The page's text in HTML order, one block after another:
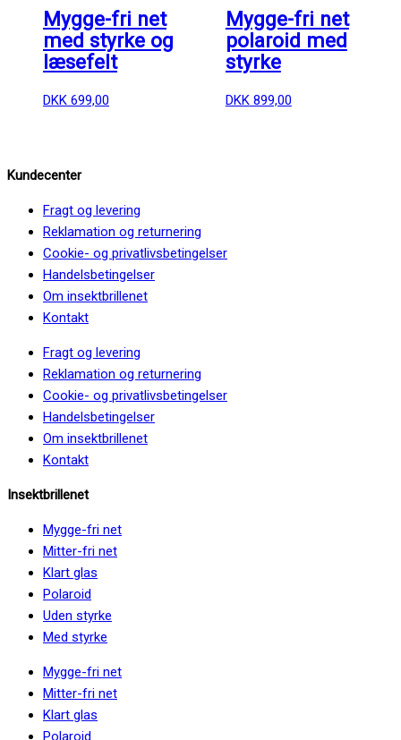
Mygge-fri net
med styrke og
læsefelt
DKK 699,00
Mygge-fri net
polaroid med
styrke
DKK899,00
Kundecenter
Fragt og levering
Reklamation og returnering
Cookie- og privatlivsbetingelser
Handelsbetingelser
Om insektbrillenet
Kontakt
Fragt og levering
Reklamation og returnering
Cookie- og privatlivsbetingelser
Handelsbetingelser
Om insektbrillenet
Kontakt
Insektbrillenet
Mygge-fri net
Mitter-fri net
Klart glas
Polaroid
Uden styrke
Med styrke
Mygge-fri net
Mitter-fri net
Klart glas
Polaroid